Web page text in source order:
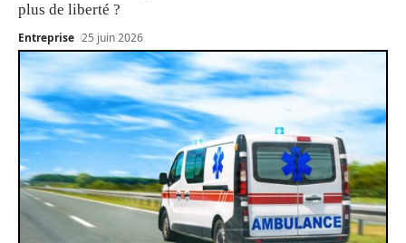
plus de liberté ?
Entreprise 25 juin 2026